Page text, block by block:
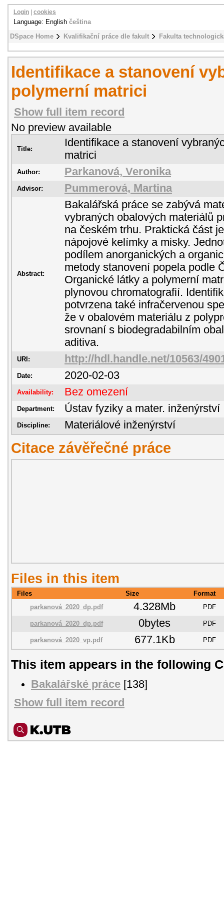
DSpace Home Kvalifikační práce dle fakult Fakulta
Login cookies
Language: English čeština
Identifikace a stanovení
polymerní matrici
Show full item record
No preview available
Title:
Identifikace a stanovení
matrici
Author: Parkanová, Veronika
Advisor: Pummerová, Martina
Abstract:
Bakalářská práce se zabývá
vybraných obalových materiálů
na českém trhu. Praktická část
nápojové kelímky a misky.
podílem anorganických a
metody stanovení popela podle
Organické látky a polymerní
plynovou chromatografií.
potvrzena také infračervenou
že v obalovém materiálu z
srovnaní s biodegradabilním
aditiva.
URI: http://hdl.handle.net/10563/
Date: 2020-02-03
Availability: Bez omezení
Department: Ústav fyziky a mater. inženýrství
Discipline: Materiálové inženýrství
Citace závěřečné práce
Files in this item
Files Size
Format
parkanová_2020_dp.pdf
4.328Mb PDF
parkanová_2020_dp.pdf 0bytes PDF
parkanová_2020_vp.pdf 677.1Kb PDF
This item appears in the following
Bakalářské práce [138]
Show full item record